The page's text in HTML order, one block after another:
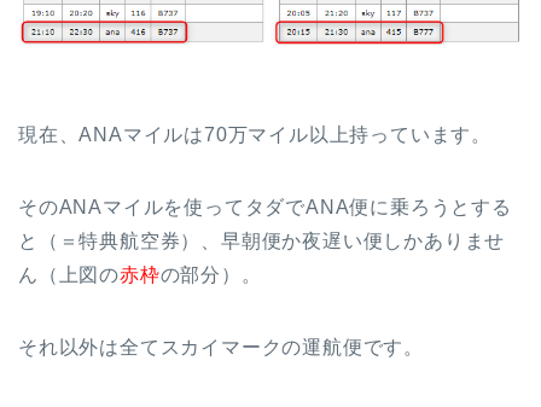
現在、ANAマイルは70万マイル以上持っています。
そのANAマイルを使ってタダでANA便に乗ろうとする
と（＝特典航空券）、早朝便か夜遅い便しかありませ
ん（上図の赤枠の部分）。
それ以外は全てスカイマークの運航便です。